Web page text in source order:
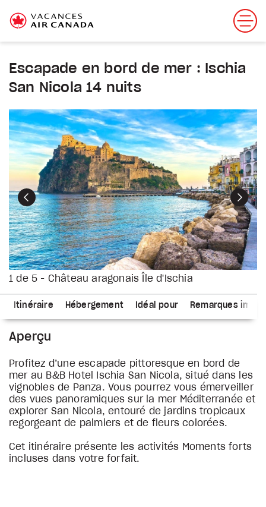
Escapade en bord de mer : Ischia
San Nicola 14 nuits
1 de 5 - Château aragonais Île d'Ischia
Précédent
Itinéraire Hébergement Idéal pour Remarques
Aperçu
Profitez d’une escapade pittoresque en bord de
mer au B&B Hotel Ischia San Nicola, situé dans les
vignobles de Panza. Vous pourrez vous émerveiller
des vues panoramiques sur la mer Méditerranée et
explorer San Nicola, entouré de jardins tropicaux
regorgeant de palmiers et de fleurs colorées.
Cet itinéraire présente les activités Moments forts
incluses dans votre forfait.